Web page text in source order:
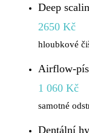
Deep
2650 Kč
hloubkové
Airflow-
1 060 Kč
samotné
Dentální